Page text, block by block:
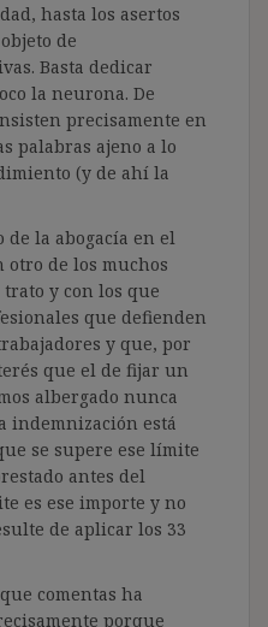
hasta los asertos
de
Basta dedicar
la neurona. De
precisamente en
palabras ajeno a lo
(y de ahí la
de la abogacía en el
de los muchos
y con los que
que defienden
y que, por
que el de fijar un
albergado nunca
indemnización está
se supere ese límite
antes del
es ese importe y no
de aplicar los 33
comentas ha
porque